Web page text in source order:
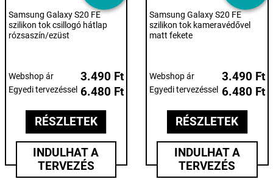
Samsung Galaxy S20 FE
szilikon tok csillogó hátlap
rózsaszín/ezüst
Webshop ár 3.490 Ft
Egyedi tervezéssel 6.480 Ft
RÉSZLETEK
INDULHAT A
TERVEZÉS
Samsung Galaxy S20 FE
szilikon tok kameravédővel
matt fekete
Webshop ár 3.490 Ft
Egyedi tervezéssel 6.480 Ft
RÉSZLETEK
INDULHAT A
TERVEZÉS